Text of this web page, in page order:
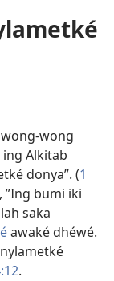
wong
ing Alkitab
donya”. (1
”Ing bumi iki
saka
awaké dhéwé.
.